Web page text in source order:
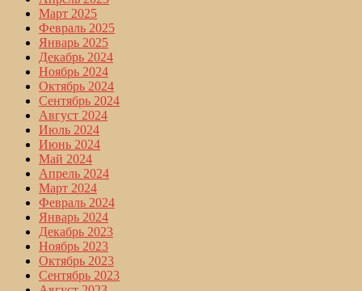
Март 2025
Февраль 2025
Январь 2025
Декабрь 2024
Ноябрь 2024
Октябрь 2024
Сентябрь 2024
Август 2024
Июль 2024
Июнь 2024
Май 2024
Апрель 2024
Март 2024
Февраль 2024
Январь 2024
Декабрь 2023
Ноябрь 2023
Октябрь 2023
Сентябрь 2023